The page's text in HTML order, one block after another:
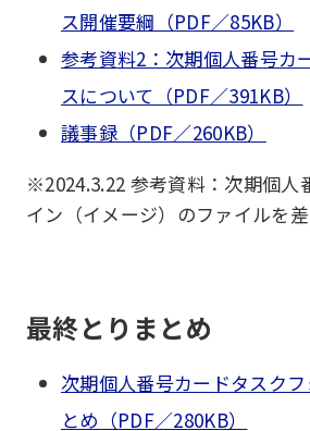
ス開催要綱（PDF／85KB）
参考資料2：次期個人番号カ
スについて（PDF／391KB）
議事録（PDF／260KB）
※2024.3.22 参考資料：次期個人
イン（イメージ）のファイルを
最終とりまとめ
次期個人番号カードタスク
とめ（PDF／280KB）